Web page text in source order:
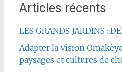
Articles récents
LES GRANDS JARDINS :
Adapter la Vision
paysages et cultures de